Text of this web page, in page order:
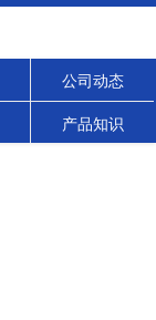
公司动态
产品知识